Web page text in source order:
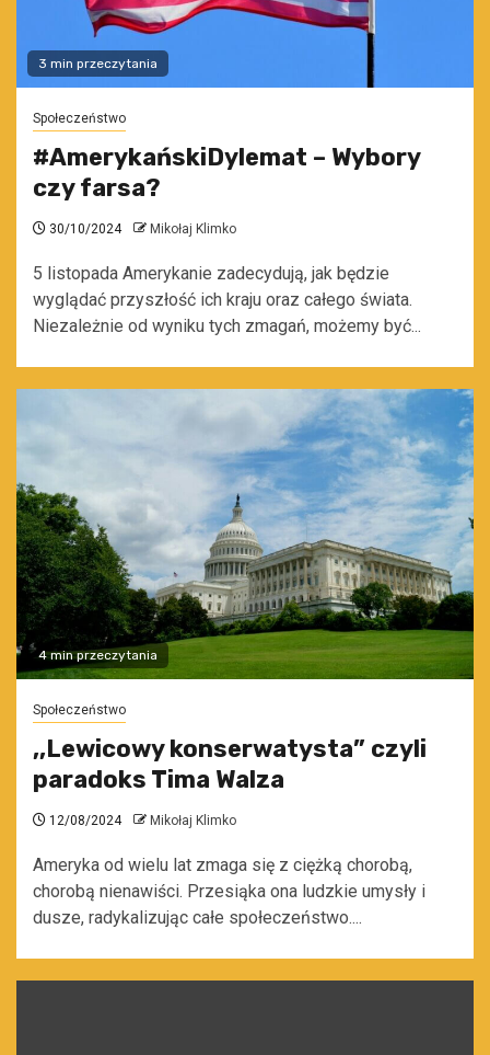
3 min przeczytania
Społeczeństwo
#AmerykańskiDylemat – Wybory
czy farsa?
30/10/2024 Mikołaj Klimko
5 listopada Amerykanie zadecydują, jak będzie
wyglądać przyszłość ich kraju oraz całego świata.
Niezależnie od wyniku tych zmagań, możemy być...
4 min przeczytania
Społeczeństwo
,,Lewicowy konserwatysta” czyli
paradoks Tima Walza
12/08/2024 Mikołaj Klimko
Ameryka od wielu lat zmaga się z ciężką chorobą,
chorobą nienawiści. Przesiąka ona ludzkie umysły i
dusze, radykalizując całe społeczeństwo....